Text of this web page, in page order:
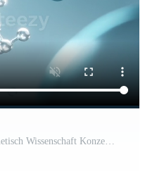
Molekül im Flüssigkeit Blase, kosmetisch Wissenschaft Konzept, 3d Rendern Kostenloses Video